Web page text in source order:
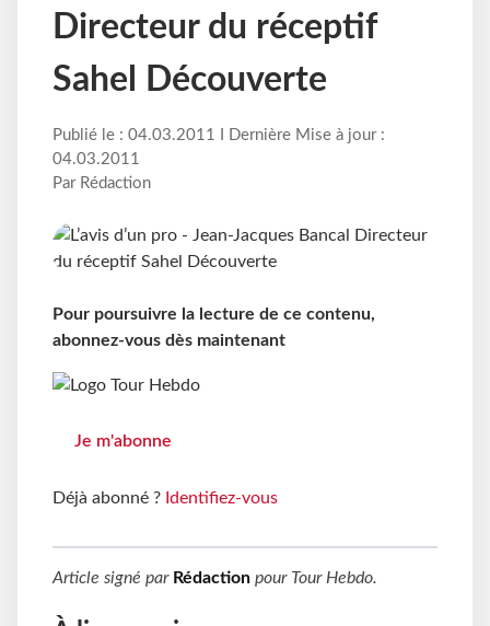
Directeur du réceptif
Sahel Découverte
Publié le : 04.03.2011 I Dernière Mise à jour :
04.03.2011
Par Rédaction
Pour poursuivre la lecture de ce contenu,
abonnez-vous dès maintenant
Je m'abonne
Déjà abonné ? Identifiez-vous
Article signé par Rédaction pour Tour Hebdo.